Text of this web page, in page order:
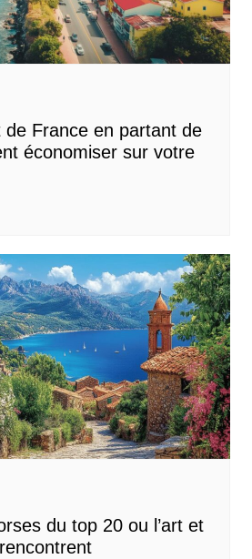
de France en partant de
économiser sur votre
du top 20 ou l’art et